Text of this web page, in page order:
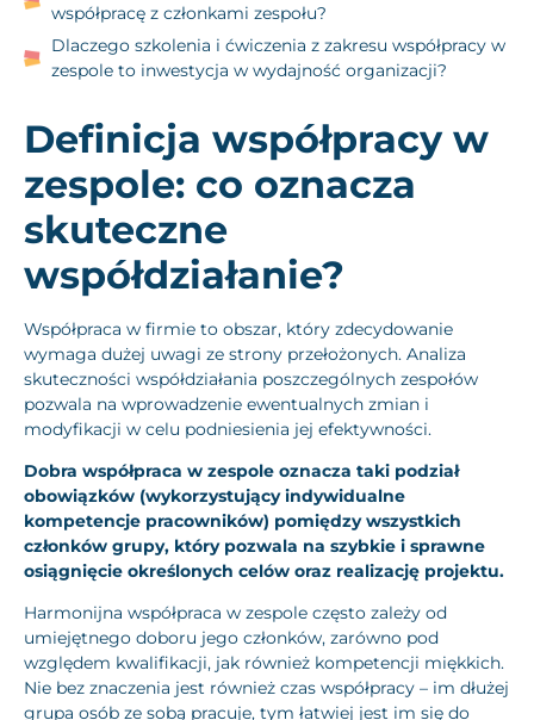
współpracę z członkami zespołu?
Dlaczego szkolenia i ćwiczenia z zakresu współpracy w
zespole to inwestycja w wydajność organizacji?
Definicja współpracy w
zespole: co oznacza
skuteczne
współdziałanie?
Współpraca w firmie to obszar, który zdecydowanie
wymaga dużej uwagi ze strony przełożonych. Analiza
skuteczności współdziałania poszczególnych zespołów
pozwala na wprowadzenie ewentualnych zmian i
modyfikacji w celu podniesienia jej efektywności.
Dobra współpraca w zespole oznacza taki podział
obowiązków (wykorzystujący indywidualne
kompetencje pracowników) pomiędzy wszystkich
członków grupy, który pozwala na szybkie i sprawne
osiągnięcie określonych celów oraz realizację projektu.
Harmonijna współpraca w zespole często zależy od
umiejętnego doboru jego członków, zarówno pod
względem kwalifikacji, jak również kompetencji miękkich.
Nie bez znaczenia jest również czas współpracy – im dłużej
grupa osób ze sobą pracuje, tym łatwiej jest im się do